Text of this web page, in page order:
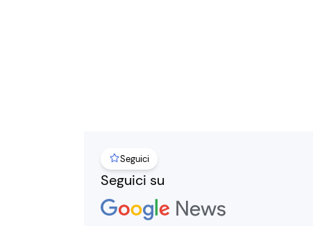
Seguici
Seguici su